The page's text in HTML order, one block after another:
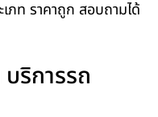
ภท ราคาถูก สอบถามได้
ริการรถ